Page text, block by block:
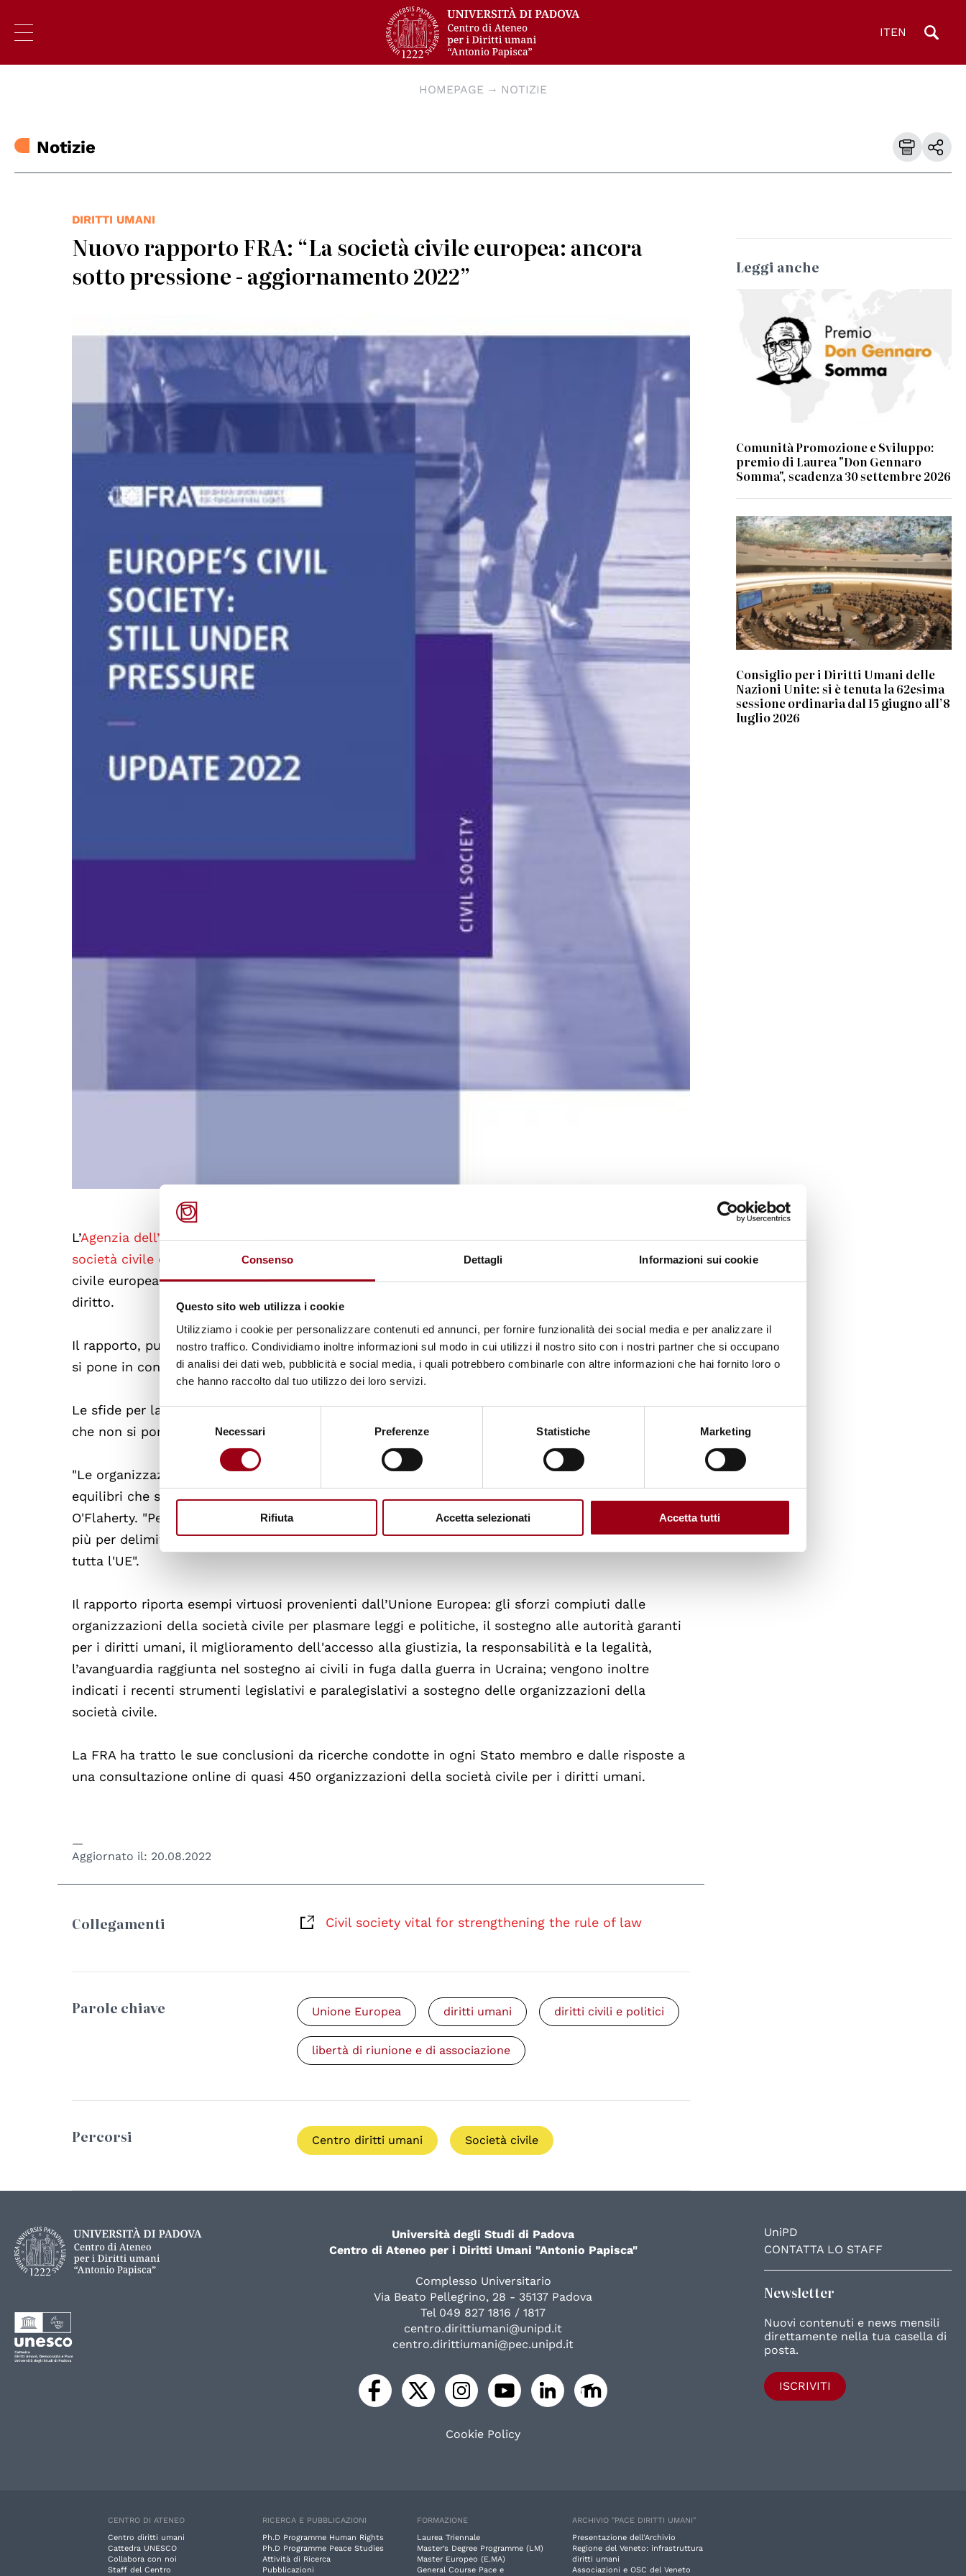
Consenso Dettagli Informazioni sui cookie
Questo sito web utilizza i cookie
Utilizziamo i cookie per personalizzare contenuti ed annunci, per fornire funzionalità dei social media e per analizzare il
nostro traffico. Condividiamo inoltre informazioni sul modo in cui utilizzi il nostro sito con i nostri partner che si occupano
di analisi dei dati web, pubblicità e social media, i quali potrebbero combinarle con altre informazioni che hai fornito loro o
che hanno raccolto dal tuo utilizzo dei loro servizi.
Selezione
del
Necessari Preferenze Statistiche Marketing
Rifiuta Accetta selezionati Accetta tutti
ITEN
HOMEPAGE NOTIZIE
Notizie
DIRITTI UMANI
Nuovo rapporto FRA: “La società civile europea: ancora
sotto pressione - aggiornamento 2022”
L’Agenzia dell’Unione Europea per i diritti fondamentali (FRA)ha pubblicato il rapporto“La
società civile europea: ancora sotto pressione - aggiornamento 2022”
sullo stato della società
civile europea, la quale ha un ruolo fondamentale nella promozione di una cultura dello Stato di
diritto.
Il rapporto, pubblicato il 19 luglio, è un aggiornamento sullesfideche la società civile affronta, e
si pone in continuità con i risultati presentati dall’Agenzia nel 2018 e nel 2021.
Le sfide per la società civile, evidenziate nel rapporto, vanno dallemolestiealeggi restrittive,
che non si pongono come un ambiente di lavoro favorevole per la società civile.
"Le organizzazioni della società civile sono fondamentali per contribuire ai controlli e agli
equilibri che sono alla base dello Stato di diritto", afferma il direttore della FRA Michael
O'Flaherty. "Per questo sono fermamente convinto che l'UE e i suoi Stati membri debbano fare di
più per delimitare lo spazio che consente alla società civile di salvaguardare i diritti umani in
tutta l'UE".
Il rapporto riporta esempi virtuosi provenienti dall’Unione Europea: gli sforzi compiuti dalle
organizzazioni della società civile per plasmare leggi e politiche, il sostegno alle autorità garanti
per i diritti umani, il miglioramento dell'accesso alla giustizia, la responsabilità e la legalità,
l’avanguardia raggiunta nel sostegno ai civili in fuga dalla guerra in Ucraina; vengono inoltre
indicati i recenti strumenti legislativi e paralegislativi a sostegno delle organizzazioni della
società civile.
La FRA ha tratto le sue conclusioni da ricerche condotte in ogni Stato membro e dalle risposte a
una consultazione online di quasi 450 organizzazioni della società civile per i diritti umani.
Aggiornato il: 20.08.2022
Collegamenti Civil society vital for strengthening the rule of law
Parole chiave Unione Europea diritti umani diritti civili e politici
libertà di riunione e di associazione
Percorsi Centro diritti umani Società civile
Leggi anche
Comunità Promozione e Sviluppo:
premio di Laurea "Don Gennaro
Somma", scadenza 30 settembre 2026
© UN Photo/Jess Hoffman
Consiglio per i Diritti Umani delle
Nazioni Unite: si è tenuta la 62esima
sessione ordinaria dal 15 giugno all’8
luglio 2026
UniPD
CONTATTA LO STAFF
Newsletter
Nuovi contenuti e news mensili
direttamente nella tua casella di
posta.
ISCRIVITI
Università degli Studi di Padova
Centro di Ateneo per i Diritti Umani "Antonio Papisca"
Complesso Universitario
Via Beato Pellegrino, 28 - 35137 Padova
Tel 049 827 1816 / 1817
centro.dirittiumani@unipd.it
centro.dirittiumani@pec.unipd.it
Cookie Policy
CENTRO DI ATENEO
Centro diritti umani
Cattedra UNESCO
Collabora con noi
Staff del Centro
RICERCA E PUBBLICAZIONI
Ph.D Programme Human Rights
Ph.D Programme Peace Studies
Attività di Ricerca
Pubblicazioni
FORMAZIONE
Laurea Triennale
Master’s Degree Programme (LM)
Master Europeo (E.MA)
General Course Pace e
ARCHIVIO "PACE DIRITTI UMANI"
Presentazione dell'Archivio
Regione del Veneto: infrastruttura
diritti umani
Associazioni e OSC del Veneto